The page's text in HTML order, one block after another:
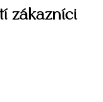
zákazníci